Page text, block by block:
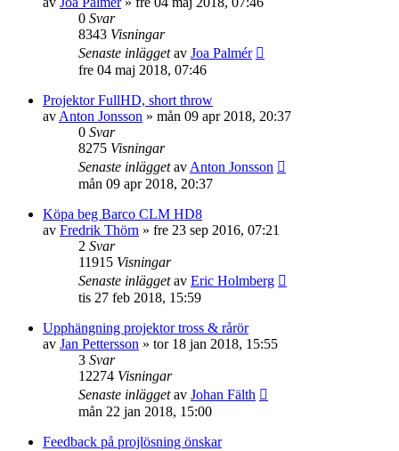
0 Svar
8343 Visningar
Senaste inläggetav Joa Palmér
fre 04 maj 2018, 07:46
Projektor FullHD, short throw
av Anton Jonsson » mån 09 apr 2018, 20:37
0 Svar
8275 Visningar
Senaste inläggetav Anton Jonsson
mån 09 apr 2018, 20:37
Köpa beg Barco CLM HD8
av Fredrik Thörn » fre 23 sep 2016, 07:21
2 Svar
11915 Visningar
Senaste inläggetav Eric Holmberg
tis 27 feb 2018, 15:59
Upphängning projektor tross & rårör
av Jan Pettersson » tor 18 jan 2018, 15:55
3 Svar
12274 Visningar
Senaste inläggetav Johan Fälth
mån 22 jan 2018, 15:00
Feedback på projlösning önskar